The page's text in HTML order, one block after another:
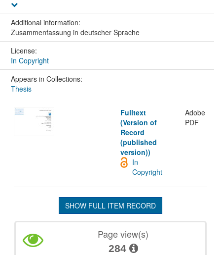
Additional information:
Zusammenfassung in deutscher Sprache
License:
In Copyright
Appears in Collections:
Thesis
Fulltext
(Version of
Record
(published
version))
Adobe
PDF
In
Copyright
SHOW FULL ITEM RECORD
Page view(s)
284